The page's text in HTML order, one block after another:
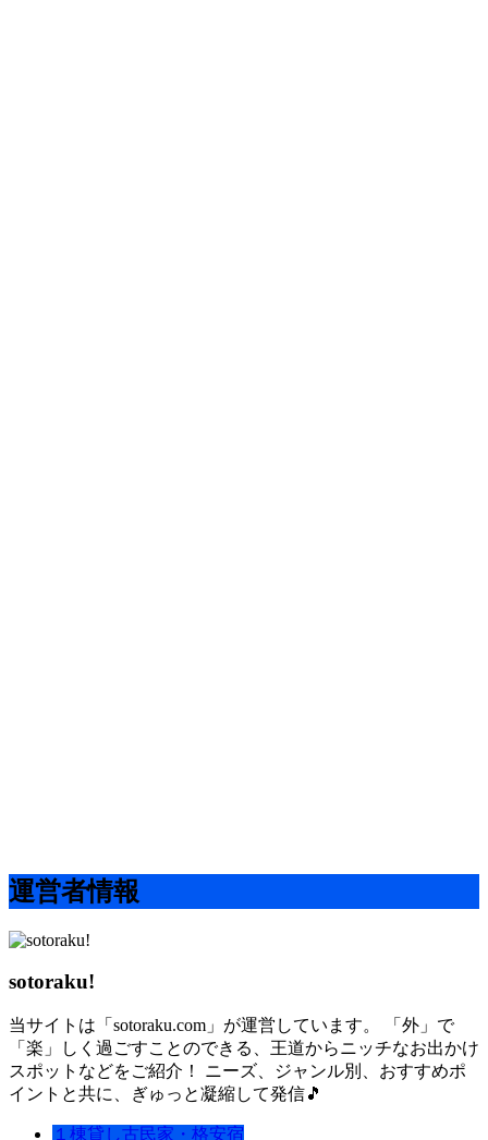
運営者情報
sotoraku!
当サイトは「sotoraku.com」が運営しています。 「外」で
「楽」しく過ごすことのできる、王道からニッチなお出かけ
スポットなどをご紹介！ ニーズ、ジャンル別、おすすめポ
イントと共に、ぎゅっと凝縮して発信🎵
１棟貸し古民家・格安宿